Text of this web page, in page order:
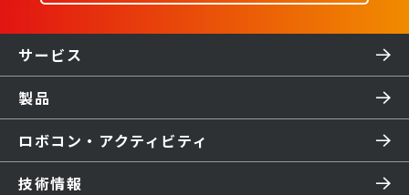
サービス
製品
ロボコン・アクティビティ
技術情報